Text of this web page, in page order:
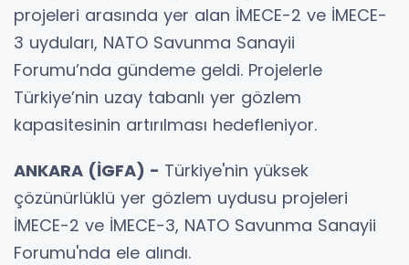
projeleri arasında yer alan İMECE-2 ve İMECE-
3 uyduları, NATO Savunma Sanayii
Forumu’nda gündeme geldi. Projelerle
Türkiye’nin uzay tabanlı yer gözlem
kapasitesinin artırılması hedefleniyor.
ANKARA (İGFA) - Türkiye'nin yüksek
çözünürlüklü yer gözlem uydusu projeleri
İMECE-2 ve İMECE-3, NATO Savunma Sanayii
Forumu'nda ele alındı.